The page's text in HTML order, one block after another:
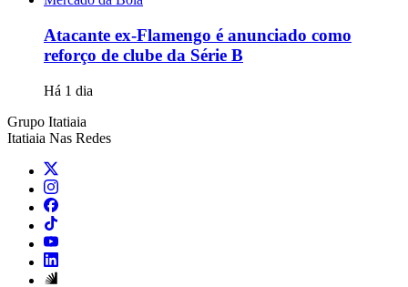
Atacante ex-Flamengo é anunciado como
reforço de clube da Série B
Há 1 dia
Grupo Itatiaia
Itatiaia Nas Redes